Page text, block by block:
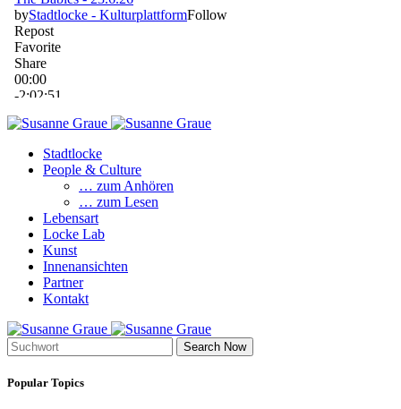
Stadtlocke
People & Culture
… zum Anhören
… zum Lesen
Lebensart
Locke Lab
Kunst
Innenansichten
Partner
Kontakt
Search Now
Popular Topics